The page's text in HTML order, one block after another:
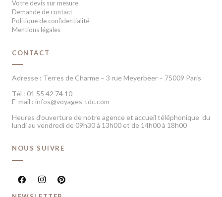
Votre devis sur mesure
Demande de contact
Politique de confidentialité
Mentions légales
CONTACT
Adresse : Terres de Charme – 3 rue Meyerbeer – 75009 Paris
Tél : 01 55 42 74 10
E-mail : infos@voyages-tdc.com
Heures d’ouverture de notre agence et accueil téléphonique du
lundi au vendredi de 09h30 à 13h00 et de 14h00 à 18h00
NOUS SUIVRE